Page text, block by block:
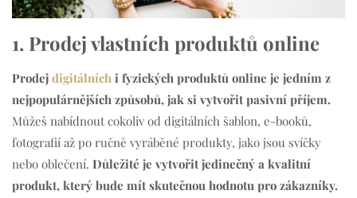
1. Prodej vlastních produktů online
Prodej digitálních i fyzických produktů online je jedním z
nejpopulárnějších způsobů, jak si vytvořit pasivní příjem.
Můžeš nabídnout cokoliv od digitálních šablon, e-booků,
fotografií až po ručně vyráběné produkty, jako jsou svíčky
nebo oblečení. Důležité je vytvořit jedinečný a kvalitní
produkt, který bude mít skutečnou hodnotu pro zákazníky.